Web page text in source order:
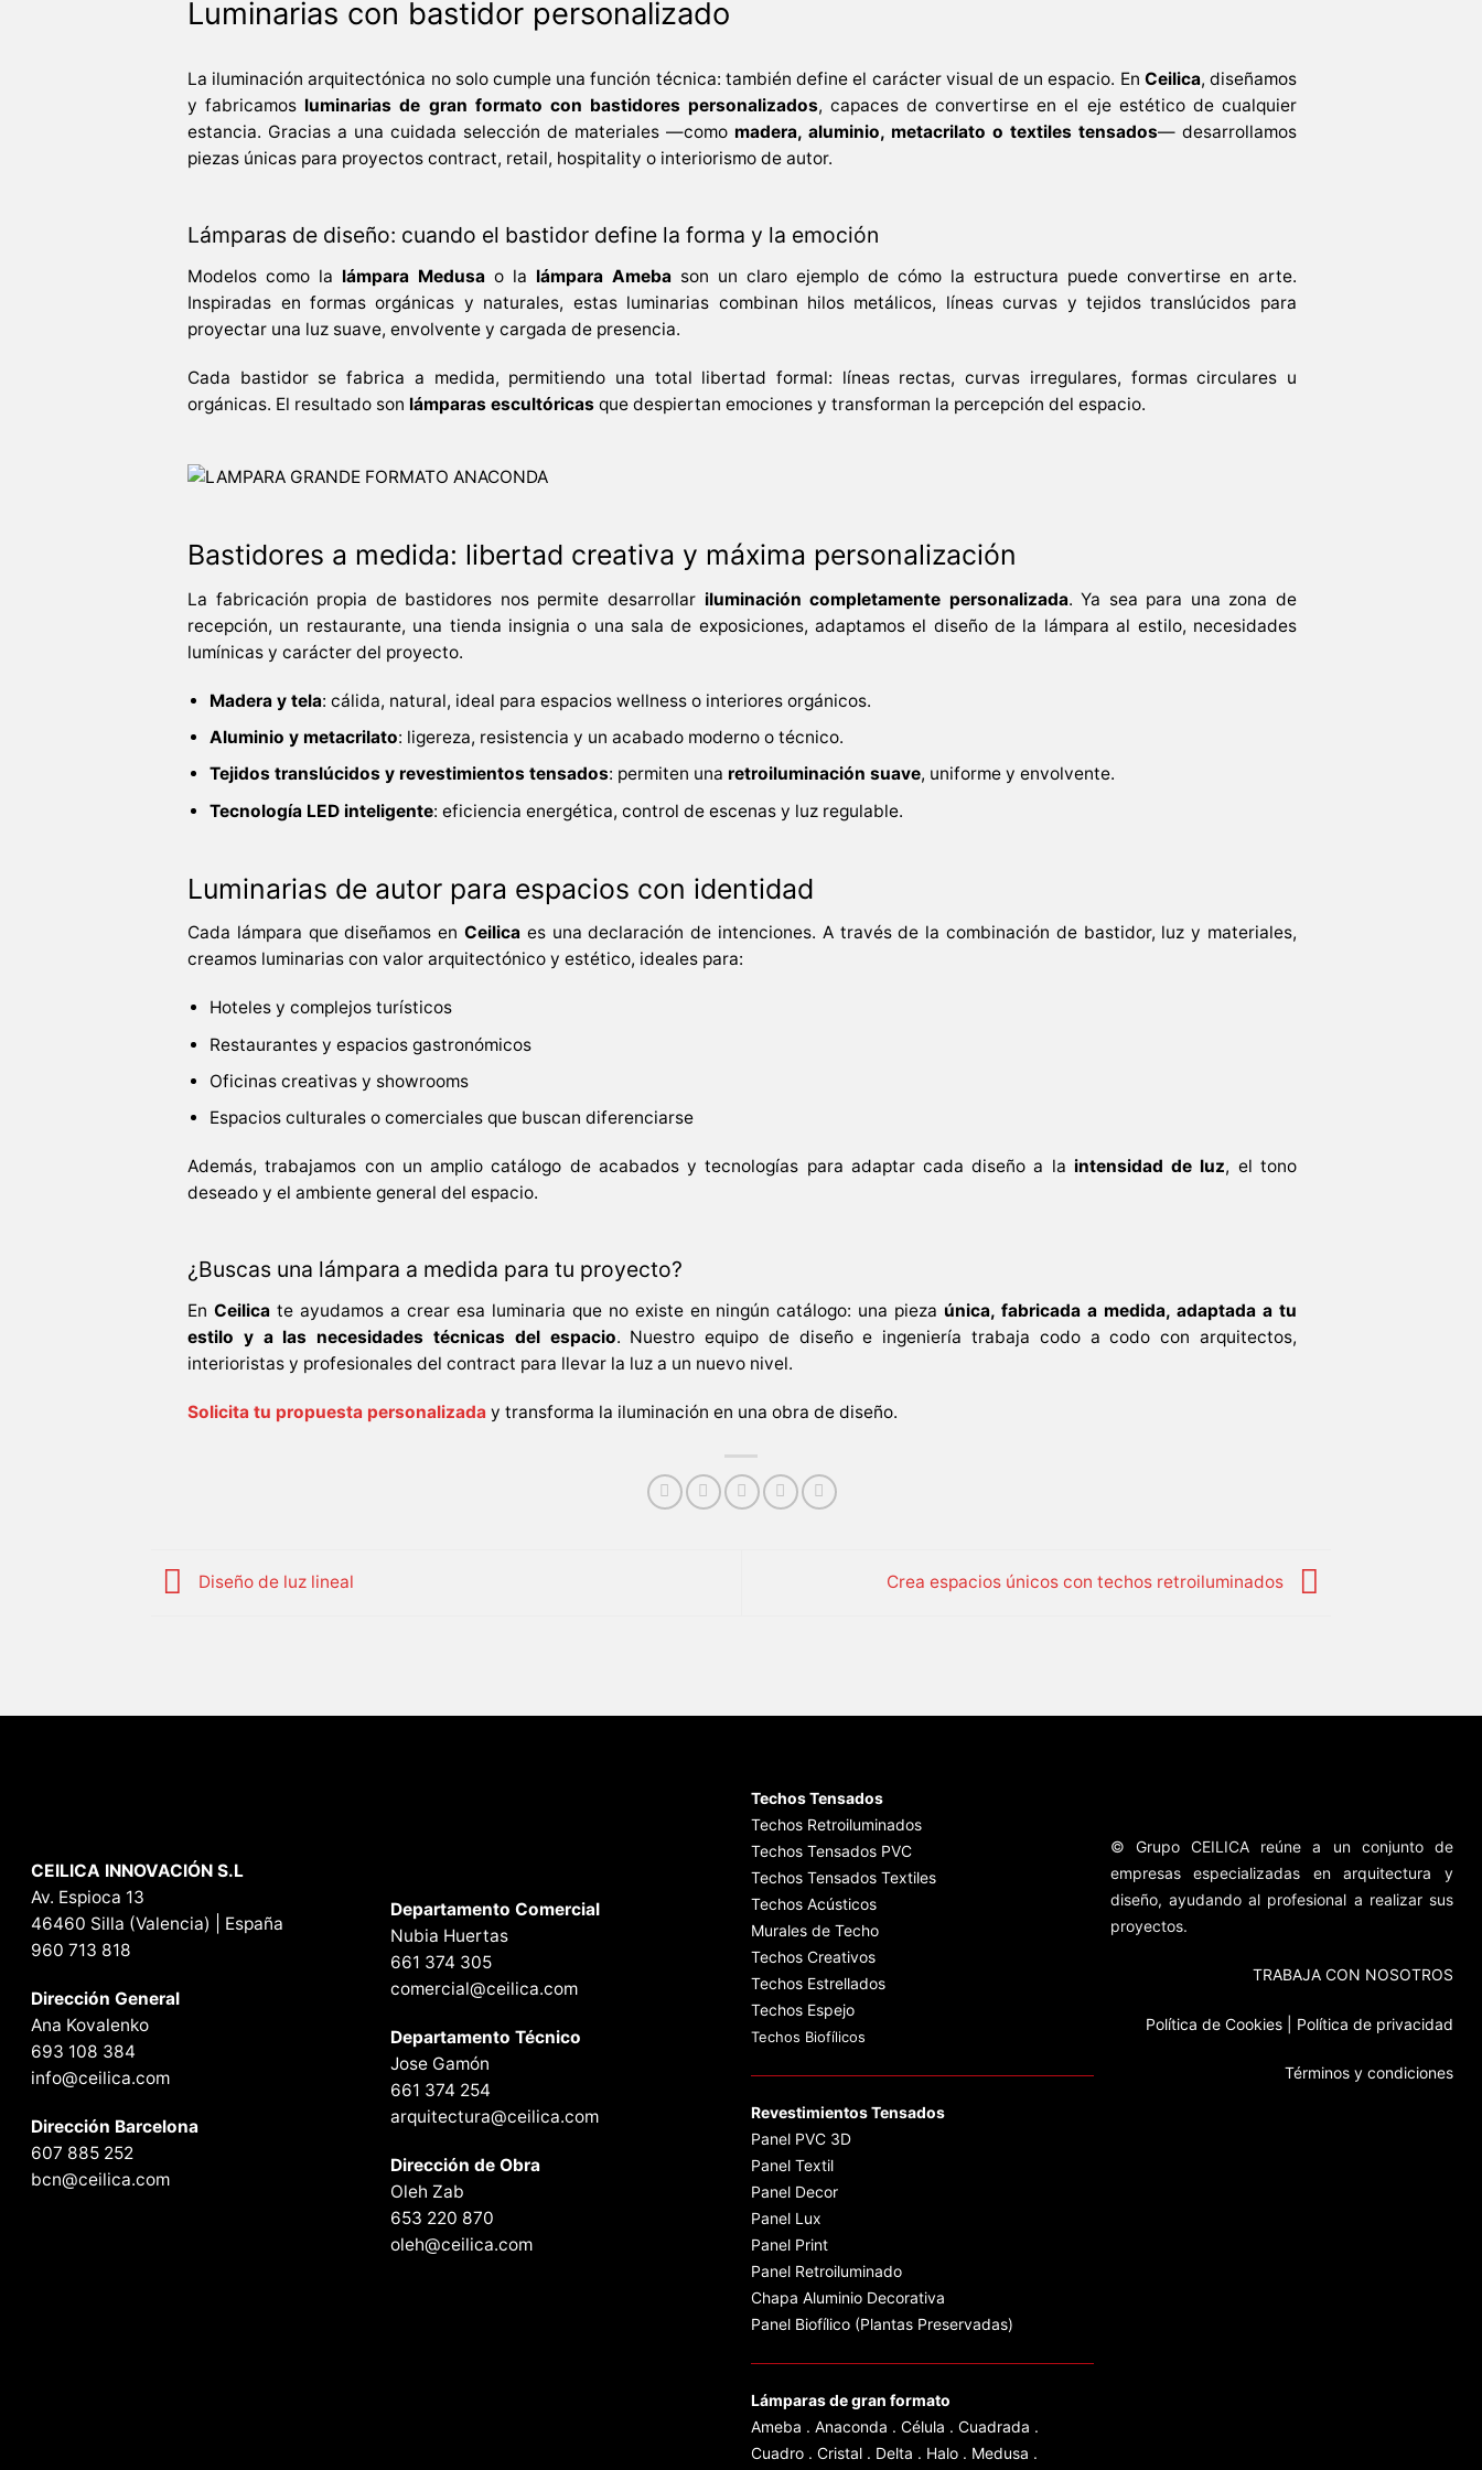
Luminarias con bastidor personalizado
La iluminación arquitectónica no solo cumple una función técnica: también define el carácter visual de un espacio. En Ceilica, diseñamos
y fabricamos luminarias de gran formato con bastidores personalizados, capaces de convertirse en el eje estético de cualquier
estancia. Gracias a una cuidada selección de materiales —como madera, aluminio, metacrilato o textiles tensados— desarrollamos
piezas únicas para proyectos contract, retail, hospitality o interiorismo de autor.
Lámparas de diseño: cuando el bastidor define la forma y la emoción
Modelos como la lámpara Medusa o la lámpara Ameba son un claro ejemplo de cómo la estructura puede convertirse en arte.
Inspiradas en formas orgánicas y naturales, estas luminarias combinan hilos metálicos, líneas curvas y tejidos translúcidos para
proyectar una luz suave, envolvente y cargada de presencia.
Cada bastidor se fabrica a medida, permitiendo una total libertad formal: líneas rectas, curvas irregulares, formas circulares u
orgánicas. El resultado son lámparas escultóricas que despiertan emociones y transforman la percepción del espacio.
Bastidores a medida: libertad creativa y máxima personalización
La fabricación propia de bastidores nos permite desarrollar iluminación completamente personalizada. Ya sea para una zona de
recepción, un restaurante, una tienda insignia o una sala de exposiciones, adaptamos el diseño de la lámpara al estilo, necesidades
lumínicas y carácter del proyecto.
Madera y tela: cálida, natural, ideal para espacios wellness o interiores orgánicos.
Aluminio y metacrilato: ligereza, resistencia y un acabado moderno o técnico.
Tejidos translúcidos y revestimientos tensados: permiten una retroiluminación suave, uniforme y envolvente.
Tecnología LED inteligente: eficiencia energética, control de escenas y luz regulable.
Luminarias de autor para espacios con identidad
Cada lámpara que diseñamos enCeilica es una declaración de intenciones. A través de la combinación de bastidor, luz y materiales,
creamos luminarias con valor arquitectónico y estético, ideales para:
Hoteles y complejos turísticos
Restaurantes y espacios gastronómicos
Oficinas creativas y showrooms
Espacios culturales o comerciales que buscan diferenciarse
Además, trabajamos con un amplio catálogo de acabados y tecnologías para adaptar cada diseño a la intensidad de luz, el tono
deseado y el ambiente general del espacio.
¿Buscas una lámpara a medida para tu proyecto?
EnCeilica te ayudamos a crear esa luminaria que no existe en ningún catálogo: una pieza única, fabricada a medida, adaptada a tu
estilo y a las necesidades técnicas del espacio. Nuestro equipo de diseño e ingeniería trabaja codo a codo con arquitectos,
interioristas y profesionales del contract para llevar la luz a un nuevo nivel.
Solicita tu propuesta personalizada y transforma la iluminación en una obra de diseño.
Diseño de luz lineal Crea espacios únicos con techos retroiluminados
CEILICA INNOVACIÓN S.L
Av. Espioca 13
46460 Silla (Valencia) | España
960 713 818
Dirección General
Ana Kovalenko
693 108 384
info@ceilica.com
Dirección Barcelona
607 885 252
bcn@ceilica.com
Departamento Comercial
Nubia Huertas
661 374 305
comercial@ceilica.com
Departamento Técnico
Jose Gamón
661 374 254
arquitectura@ceilica.com
Dirección de Obra
Oleh Zab
653 220 870
oleh@ceilica.com
Techos Tensados
Techos Retroiluminados
Techos Tensados PVC
Techos Tensados Textiles
Techos Acústicos
Murales de Techo
Techos Creativos
Techos Estrellados
Techos Espejo
Techos Biofílicos
Revestimientos Tensados
Panel PVC 3D
Panel Textil
Panel Decor
Panel Lux
Panel Print
Panel Retroiluminado
Chapa Aluminio Decorativa
Panel Biofílico (Plantas Preservadas)
Lámparas de gran formato
Ameba . Anaconda . Célula . Cuadrada .
Cuadro. Cristal. Delta . Halo. Medusa .
© Grupo CEILICA reúne a un conjunto de
empresas especializadas en arquitectura y
diseño, ayudando al profesional a realizar sus
proyectos.
TRABAJA CON NOSOTROS
Política de Cookies Política de privacidad
Términos y condiciones